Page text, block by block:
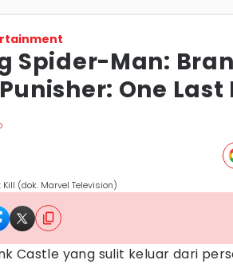
Spider-Man:
One Last
(dok. Marvel Television)
Castle yang sulit keluar dari